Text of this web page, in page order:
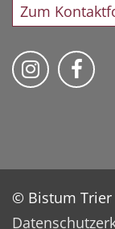
Zum
© Bistum Trier